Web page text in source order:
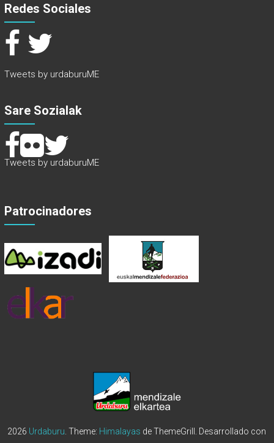
Redes Sociales
Tweets by urdaburuME
Sare Sozialak
Tweets by urdaburuME
Patrocinadores
2026 Urdaburu. Theme: Himalayas de ThemeGrill. Desarrollado con